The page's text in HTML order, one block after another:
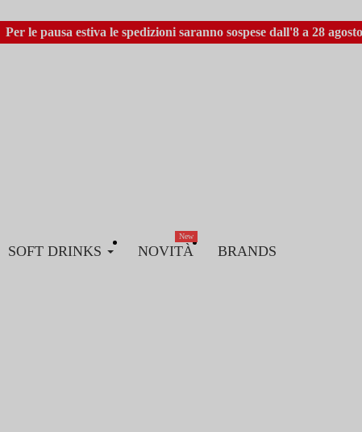
Per le pausa estiva le spedizioni saranno sospese dall'8 a 28
SOFT DRINKS NOVITÀ
New
BRANDS